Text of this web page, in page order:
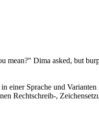
mean?" Dima asked, but
einer Sprache und
Rechtschreib-,